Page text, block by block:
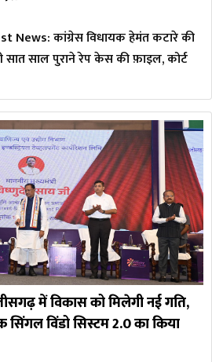
News: कांग्रेस विधायक हेमंत कटारे की
साल पुराने रेप केस की फ़ाइल, कोर्ट
में विकास को मिलेगी नई गति,
विंडो सिस्टम 2.0 का किया